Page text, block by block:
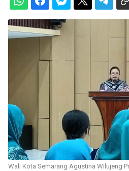
Wali Kota Semarang Agustina Wilujeng